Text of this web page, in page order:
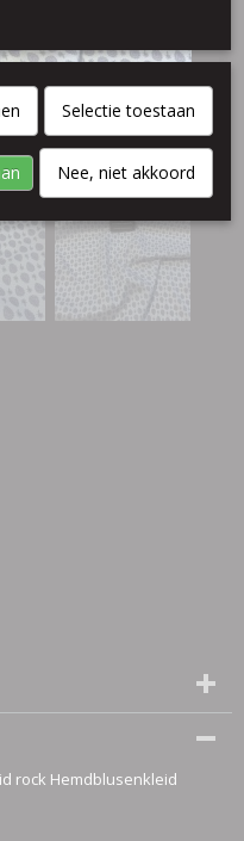
rock Hemdblusenkleid
Selectie toestaan
Nee, niet akkoord